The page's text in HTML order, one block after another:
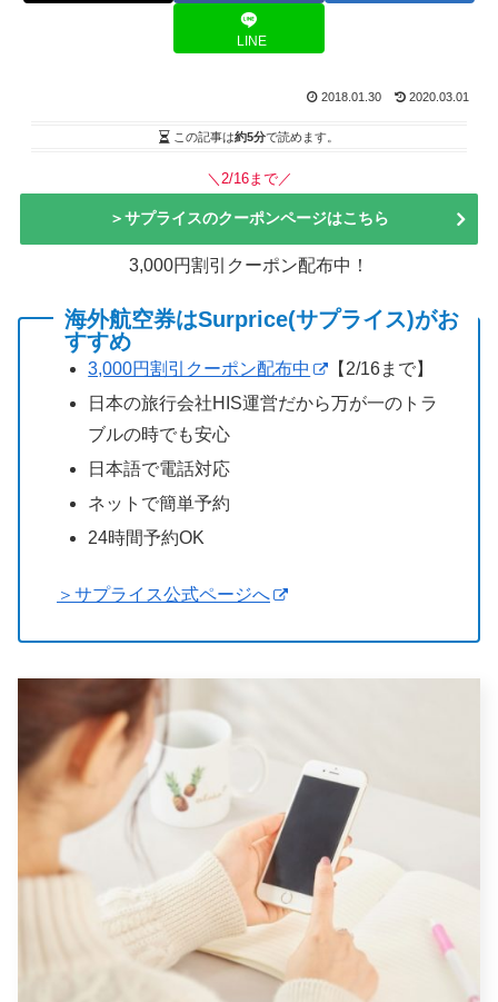
LINE
2018.01.30 2020.03.01
この記事は約5分で読めます。
＼2/16まで／
＞サプライスのクーポンページはこちら
3,000円割引クーポン配布中！
海外航空券はSurprice(サプライス)がお
すすめ
3,000円割引クーポン配布中
【2/16まで】
日本の旅行会社HIS運営だから万が一のトラ
ブルの時でも安心
日本語で電話対応
ネットで簡単予約
24時間予約OK
＞サプライス公式ページへ